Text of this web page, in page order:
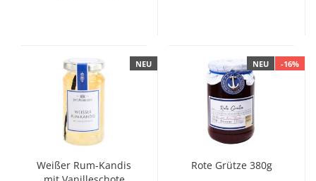
NEU
Weißer Rum-Kandis
NEU -16%
Rote Grütze 380g